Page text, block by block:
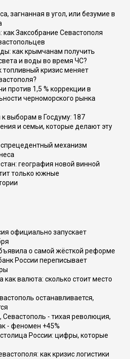
загнанная в угол, или безумие в
как Заксобрание Севастополя
как крымчанам получить
и воды во время ЧС?
топливный кризис меняет
против 1,5 % коррекции в
черноморского рынка
к выборам в Госдуму: 187
и семьи, которые делают эту
механизм
география новой винной
только южные
официально запускает
о самой жёсткой реформе
России переписывает
как валюта: сколько стоит место
останавливается,
Севастополь - тихая революция,
- феномен +45%
России: цифры, которые
как кризис логистики